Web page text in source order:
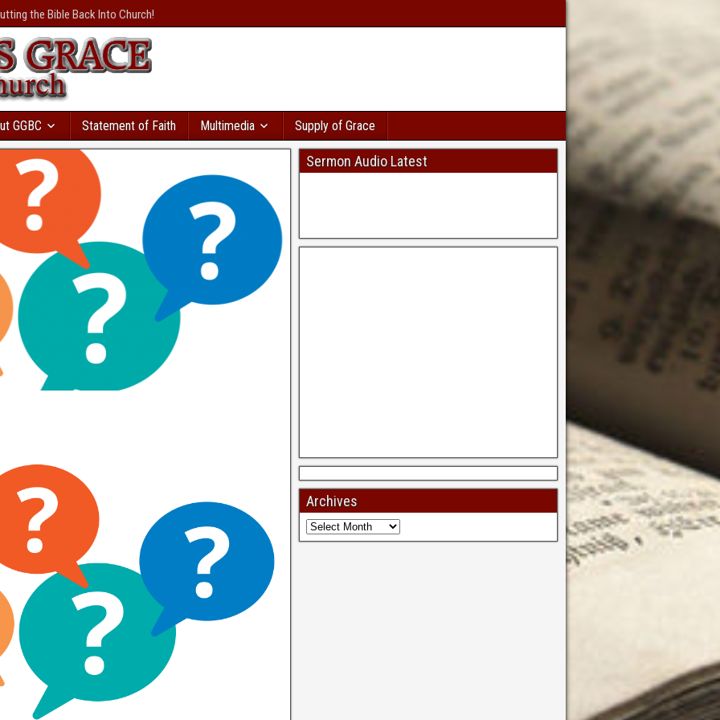
с большой
вы пойдете в
сразу же. Там даже
база
Кредит без відмови і
моментально
с автоматическим
the Bible Back Into Church!
GGBC Statement of Faith Multimedia Supply of Grace
Sermon Audio Latest
Archives